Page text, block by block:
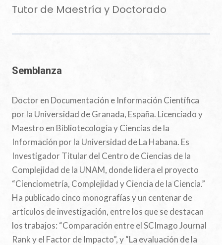
Tutor de Maestría y Doctorado
Semblanza
Doctor en Documentación e Información Científica
por la Universidad de Granada, España. Licenciado y
Maestro en Bibliotecología y Ciencias de la
Información por la Universidad de La Habana. Es
Investigador Titular del Centro de Ciencias de la
Complejidad de la UNAM, donde lidera el proyecto
“Cienciometría, Complejidad y Ciencia de la Ciencia.”
Ha publicado cinco monografías y un centenar de
artículos de investigación, entre los que se destacan
los trabajos: “Comparación entre el SCImago Journal
Rank y el Factor de Impacto”, y “La evaluación de la